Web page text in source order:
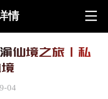
情
仙境之旅丨私
04